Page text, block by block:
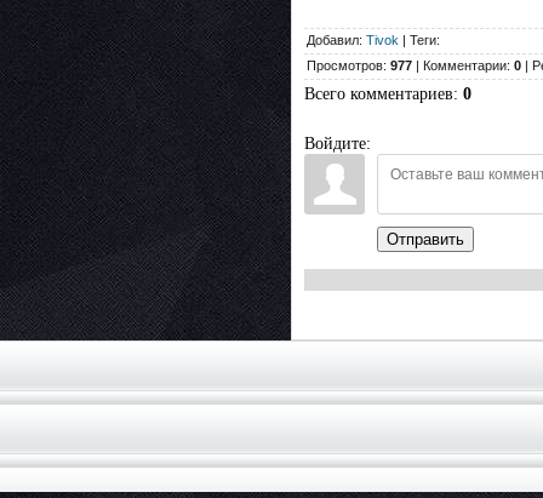
Добавил: Tivok | Теги:
Просмотров: 977 | Комментарии: 0 |
Всего комментариев: 0
Войдите:
Отправить